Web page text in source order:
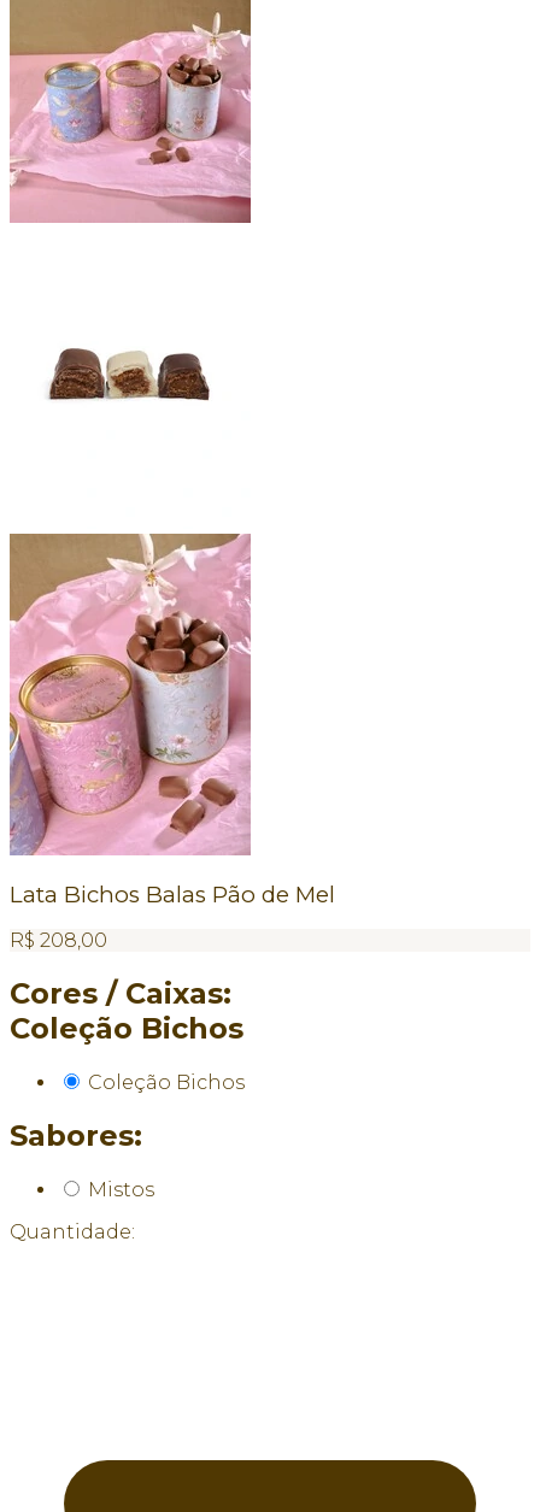
Lata Bichos Balas Pão de Mel
R$ 208,00
Cores / Caixas:
Coleção Bichos
Coleção Bichos
Sabores:
Mistos
Quantidade: